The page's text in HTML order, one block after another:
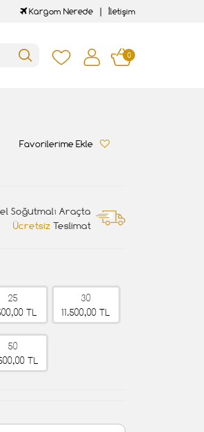
Kargom Nerede İletişim
0
Favorilerime Ekle
Soğutmalı Araçta
Ücretsiz Teslimat
25
TL
30
11.500,00 TL
50
TL